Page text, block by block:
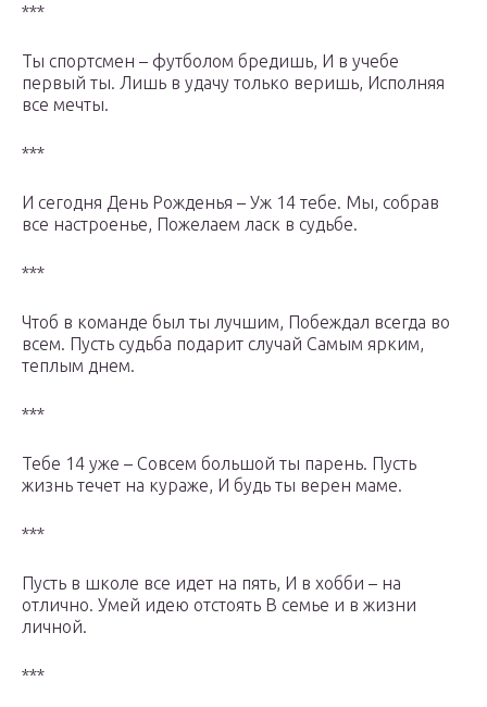
***
Ты спортсмен – футболом бредишь, И в учебе
первый ты. Лишь в удачу только веришь, Исполняя
все мечты.
***
И сегодня День Рожденья – Уж 14 тебе. Мы, собрав
все настроенье, Пожелаем ласк в судьбе.
***
Чтоб в команде был ты лучшим, Побеждал всегда во
всем. Пусть судьба подарит случай Самым ярким,
теплым днем.
***
Тебе 14 уже – Совсем большой ты парень. Пусть
жизнь течет на кураже, И будь ты верен маме.
***
Пусть в школе все идет на пять, И в хобби – на
отлично. Умей идею отстоять В семье и в жизни
личной.
***